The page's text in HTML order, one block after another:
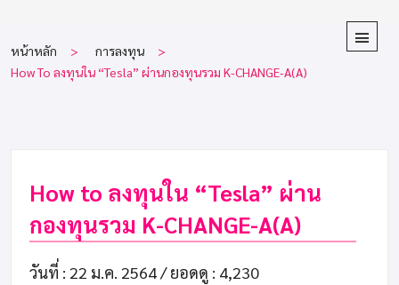
หน้าหลัก
การลงทุน
How To ลงทุนใน “Tesla” ผ่านกองทุนรวม K-CHANGE-A(A)
How to ลงทุนใน “Tesla” ผ่าน
กองทุนรวม K-CHANGE-A(A)
วันที่ : 22 ม.ค. 2564 / ยอดดู : 4,230